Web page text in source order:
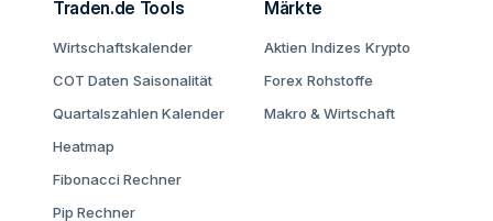
Traden.de Tools
Wirtschaftskalender
COT Daten Saisonalität
Quartalszahlen Kalender
Heatmap
Fibonacci Rechner
Pip Rechner
Märkte
Aktien Indizes Krypto
Forex Rohstoffe
Makro & Wirtschaft